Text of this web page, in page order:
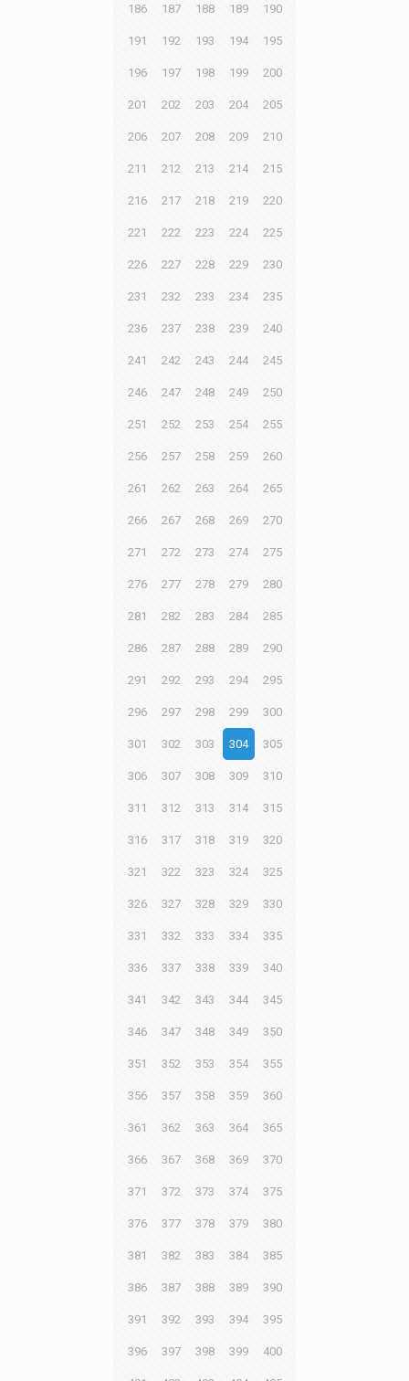
186 187 188 189 190
191 192 193 194 195
196 197 198 199 200
201 202 203 204 205
206 207 208 209 210
211 212 213 214 215
216 217 218 219 220
221 222 223 224 225
226 227 228 229 230
231 232 233 234 235
236 237 238 239 240
241 242 243 244 245
246 247 248 249 250
251 252 253 254 255
256 257 258 259 260
261 262 263 264 265
266 267 268 269 270
271 272 273 274 275
276 277 278 279 280
281 282 283 284 285
286 287 288 289 290
291 292 293 294 295
296 297 298 299 300
301 302 303 304 305
306 307 308 309 310
311 312 313 314 315
316 317 318 319 320
321 322 323 324 325
326 327 328 329 330
331 332 333 334 335
336 337 338 339 340
341 342 343 344 345
346 347 348 349 350
351 352 353 354 355
356 357 358 359 360
361 362 363 364 365
366 367 368 369 370
371 372 373 374 375
376 377 378 379 380
381 382 383 384 385
386 387 388 389 390
391 392 393 394 395
396 397 398 399 400